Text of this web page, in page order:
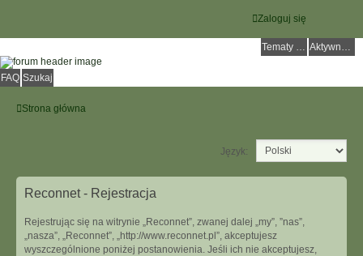
Zaloguj się
Tematy bez odpowiedzi Aktywne tematy
FAQ Szukaj
Strona główna
Język:
Reconnet - Rejestracja
Rejestrując się na witrynie „Reconnet”, zwanej dalej „my”, ”nas”,
„nasza”, „Reconnet”, „http://www.reconnet.pl”, akceptujesz
wyszczególnione poniżej postanowienia. Jeśli ich nie akceptujesz,